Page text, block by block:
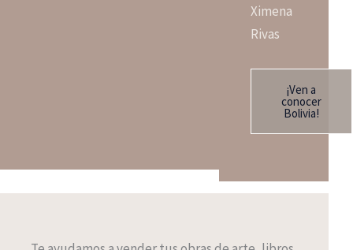
Ximena
Rivas
¡Ven a
conocer
Bolivia!